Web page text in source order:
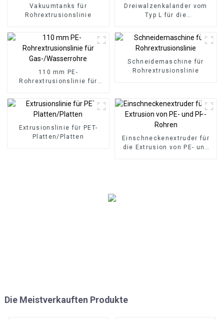
Vakuumtanks für
Rohrextrusionslinie
Dreiwalzenkalander vom
Typ L für die
110 mm PE-
Rohrextrusionslinie für
Schneidemaschine für
Rohrextrusionslinie
Extrusionslinie für PET-
Platten/Platten
Einschneckenextruder für
die Extrusion von PE- und
Die Meistverkauften Produkte